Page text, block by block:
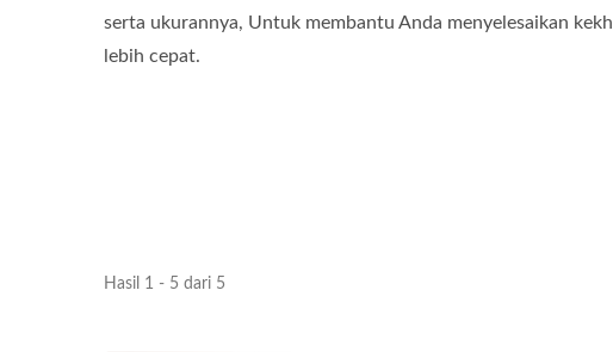
serta ukurannya, Untuk membantu Anda menyelesaikan
lebih cepat.
Hasil 1 - 5 dari 5